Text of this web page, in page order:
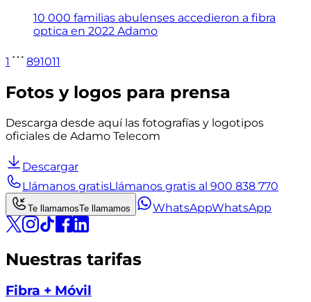
10 000 familias abulenses accedieron a fibra
optica en 2022 Adamo
1 891011
Fotos y logos para prensa
Descarga desde aquí las fotografías y logotipos
oficiales de Adamo Telecom
Descargar
Llámanos gratisLlámanos gratis al 900 838 770
Te llamamosTe llamamos WhatsAppWhatsApp
Nuestras tarifas
Fibra + Móvil